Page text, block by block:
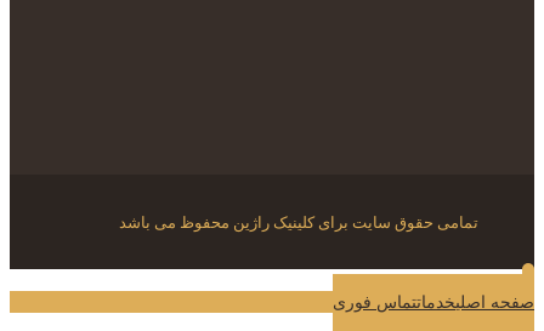
تمامی حقوق سایت برای کلینیک راژین محفوظ می باشد
صفحه اصلیخدماتتماس فوری